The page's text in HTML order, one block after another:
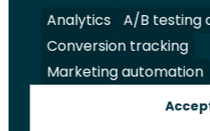
Volg
ons
op
LinkedIn
Volg
ons
op
Facebook
Volg
ons
op
YouTube
Volg
ons
op
Instagram
Juridisch Security
Analytics
A/B testing
Conversion tracking
Marketing automation